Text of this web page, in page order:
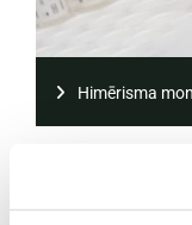
Himērisma